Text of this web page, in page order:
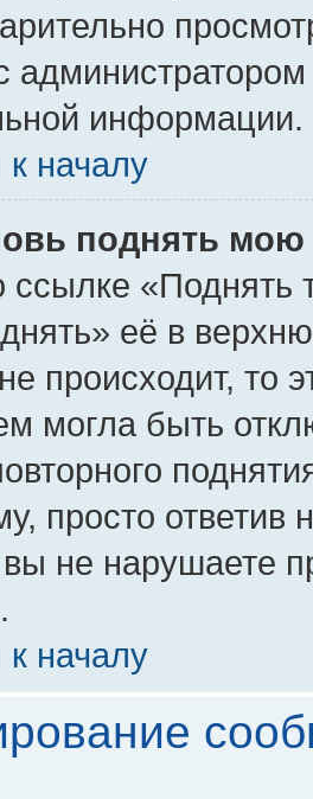
информации.
к началу
поднять мою
ссылке «Поднять
её в
происходит, то
могла быть
просто ответив
не нарушаете
к началу